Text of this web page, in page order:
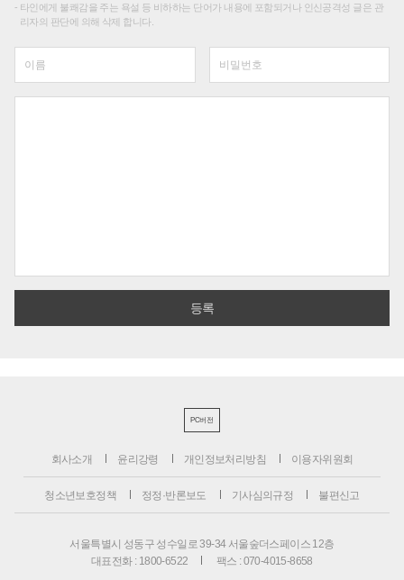
타인에게 불쾌감을 주는 욕설 등 비하하는 단어가 내용에 포함되거나 인신공격성 글은 관
리자의 판단에 의해 삭제 합니다.
PC버전
회사소개 윤리강령 개인정보처리방침 이용자위원회
청소년보호정책 정정·반론보도 기사심의규정 불편신고
서울특별시 성동구 성수일로 39-34 서울숲더스페이스 12층
대표전화 : 1800-6522
팩스 : 070-4015-8658